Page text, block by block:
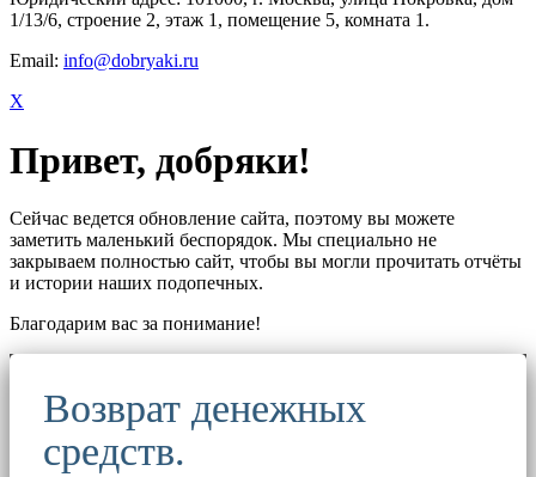
1/13/6, строение 2, этаж 1, помещение 5, комната 1.
Email: info@dobryaki.ru
X
Привет, добряки!
Сейчас ведется обновление сайта, поэтому вы можете
заметить маленький беспорядок. Мы специально не
закрываем полностью сайт, чтобы вы могли прочитать отчёты
и истории наших подопечных.
Благодарим вас за понимание!
Возврат денежных
средств.